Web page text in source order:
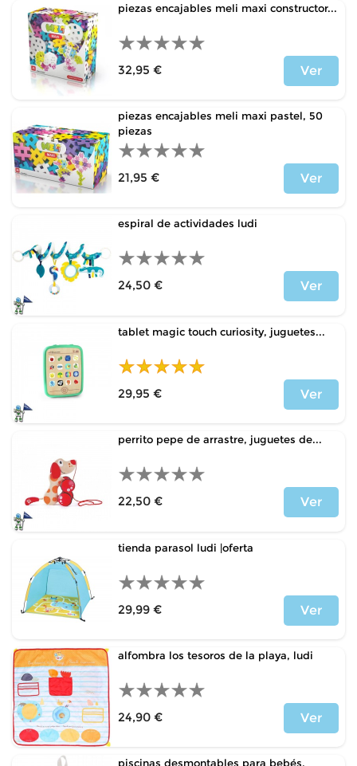
piezas encajables meli maxi constructor...
32,95 €
Ver
piezas encajables meli maxi pastel, 50
piezas
21,95 €
Ver
espiral de actividades ludi
24,50 €
Ver
tablet magic touch curiosity, juguetes...
29,95 €
Ver
perrito pepe de arrastre, juguetes de...
22,50 €
Ver
tienda parasol ludi |oferta
29,99 €
Ver
alfombra los tesoros de la playa, ludi
24,90 €
Ver
piscinas desmontables para bebés,